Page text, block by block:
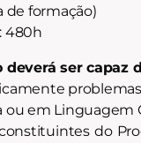
de formação)
480h
ser capaz
ou em Linguagem
constituintes do